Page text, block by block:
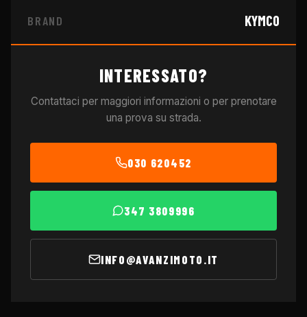
BRAND KYMCO
INTERESSATO?
Contattaci per maggiori informazioni o per prenotare
una prova su strada.
030 620452
347 3809996
INFO@AVANZIMOTO.IT